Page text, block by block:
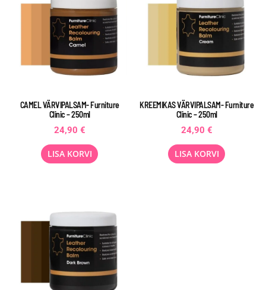
CAMEL VÄRVIPALSAM- Furniture
Clinic – 250ml
24,90 €
LISA KORVI
KREEMIKAS VÄRVIPALSAM- Furniture
Clinic – 250ml
24,90 €
LISA KORVI